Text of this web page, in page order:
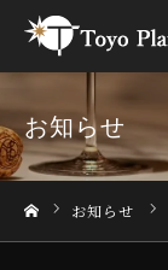
お知らせ
お知らせ